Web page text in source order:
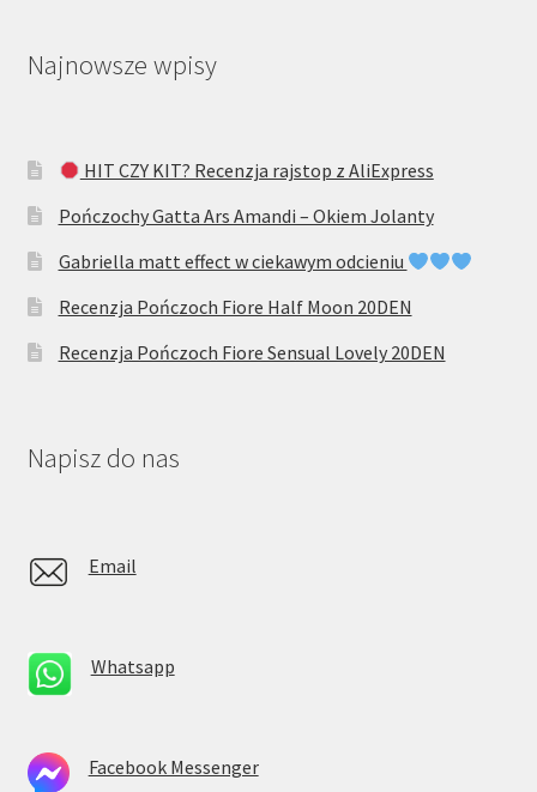
Najnowsze wpisy
HIT CZY KIT? Recenzja rajstop z AliExpress
Pończochy Gatta Ars Amandi – Okiem Jolanty
Gabriella matt effect w ciekawym odcieniu
Recenzja Pończoch Fiore Half Moon 20DEN
Recenzja Pończoch Fiore Sensual Lovely 20DEN
Napisz do nas
Email
Whatsapp
Facebook Messenger